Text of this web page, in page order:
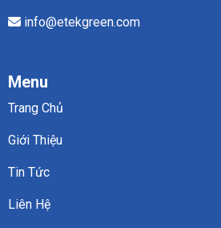
info@etekgreen.com
Menu
Trang Chủ
Giới Thiệu
Tin Tức
Liên Hệ